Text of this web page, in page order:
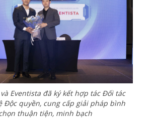
Eventista đã ký kết hợp tác Đối tác
Độc quyền, cung cấp giải pháp bình
thuận tiện, minh bạch